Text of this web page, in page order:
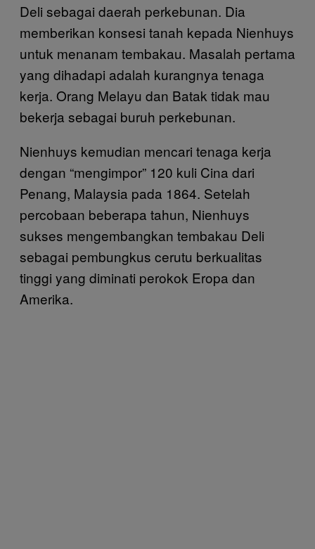
Deli sebagai daerah perkebunan. Dia
memberikan konsesi tanah kepada Nienhuys
untuk menanam tembakau. Masalah pertama
yang dihadapi adalah kurangnya tenaga
kerja. Orang Melayu dan Batak tidak mau
bekerja sebagai buruh perkebunan.
Nienhuys kemudian mencari tenaga kerja
dengan “mengimpor” 120 kuli Cina dari
Penang, Malaysia pada 1864. Setelah
percobaan beberapa tahun, Nienhuys
sukses mengembangkan tembakau Deli
sebagai pembungkus cerutu berkualitas
tinggi yang diminati perokok Eropa dan
Amerika.